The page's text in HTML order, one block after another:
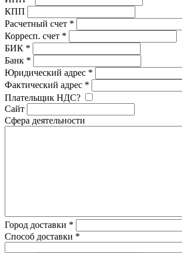
КПП
Расчетный счет *
Корресп. счет *
БИК *
Банк *
Юридический адрес *
Фактический адрес *
Плательщик НДС?
Сайт
Сфера деятельности
Город доставки *
Способ доставки *